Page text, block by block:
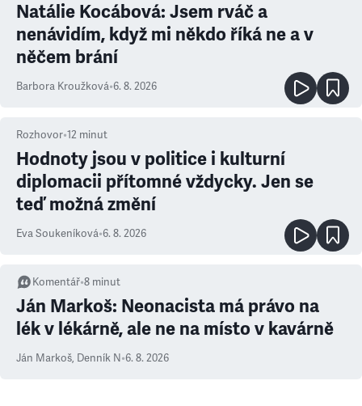
Natálie Kocábová: Jsem rváč a
nenávidím, když mi někdo říká ne a v
něčem brání
Barbora Kroužková•6. 8. 2026
Rozhovor•12 minut
Hodnoty jsou v politice i kulturní
diplomacii přítomné vždycky. Jen se
teď možná změní
Eva Soukeníková•6. 8. 2026
Komentář•8 minut
Ján Markoš: Neonacista má právo na
lék v lékárně, ale ne na místo v kavárně
Ján Markoš, Denník N•6. 8. 2026